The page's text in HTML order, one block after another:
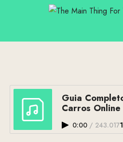
Guia
Carros
0:00 /